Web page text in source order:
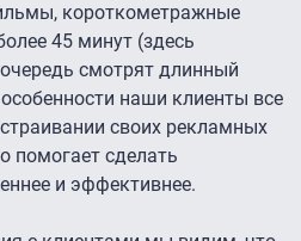
короткометражные
45 минут (здесь
смотрят длинный
наши клиенты все
своих рекламных
помогает сделать
и эффективнее.